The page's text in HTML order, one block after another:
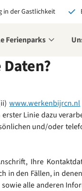
in der Gastlichkeit
Ferienparks
www.werkenbijrcn.nl
Linie dazu
und/oder
Ihre
in den Fällen, in
alle anderen